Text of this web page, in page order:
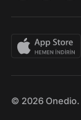
© 2026 Onedio.